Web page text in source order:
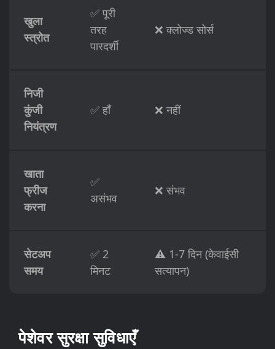
खुला
स्त्रोत
✅ पूरी
तरह
पारदर्शी
❌ क्लोज्ड सोर्स
निजी
कुंजी
नियंत्रण
✅ हाँ ❌ नहीं
खाता
फ्रीज
करना
✅
असंभव
❌ संभव
सेटअप
समय
✅ 2
मिनट
⚠️ 1-7 दिन (केवाईसी
सत्यापन)
पेशेवर सुरक्षा सुविधाएँ